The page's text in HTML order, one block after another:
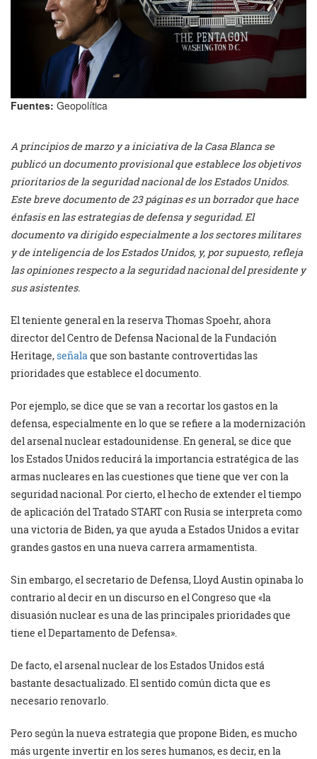
Fuentes: Geopolítica
A principios de marzo y a iniciativa de la Casa Blanca se
publicó un documento provisional que establece los objetivos
prioritarios de la seguridad nacional de los Estados Unidos.
Este breve documento de 23 páginas es un borrador que hace
énfasis en las estrategias de defensa y seguridad. El
documento va dirigido especialmente a los sectores militares
y de inteligencia de los Estados Unidos, y, por supuesto, refleja
las opiniones respecto a la seguridad nacional del presidente y
sus asistentes.
El teniente general en la reserva Thomas Spoehr, ahora
director del Centro de Defensa Nacional de la Fundación
Heritage,señalaque son bastante controvertidas las
prioridades que establece el documento.
Por ejemplo, se dice que se van a recortar los gastos en la
defensa, especialmente en lo que se refiere a la modernización
del arsenal nuclear estadounidense. En general, se dice que
los Estados Unidos reducirá la importancia estratégica de las
armas nucleares en las cuestiones que tiene que ver con la
seguridad nacional. Por cierto, el hecho de extender el tiempo
de aplicación del Tratado START con Rusia se interpreta como
una victoria de Biden, ya que ayuda a Estados Unidos a evitar
grandes gastos en una nueva carrera armamentista.
Sin embargo, el secretario de Defensa, Lloyd Austin opinaba lo
contrario al decir en un discurso en el Congreso que «la
disuasión nuclear es una de las principales prioridades que
tiene el Departamento de Defensa».
De facto, el arsenal nuclear de los Estados Unidos está
bastante desactualizado. El sentido común dicta que es
necesario renovarlo.
Pero según la nueva estrategia que propone Biden, es mucho
más urgente invertir en los seres humanos, es decir, en la